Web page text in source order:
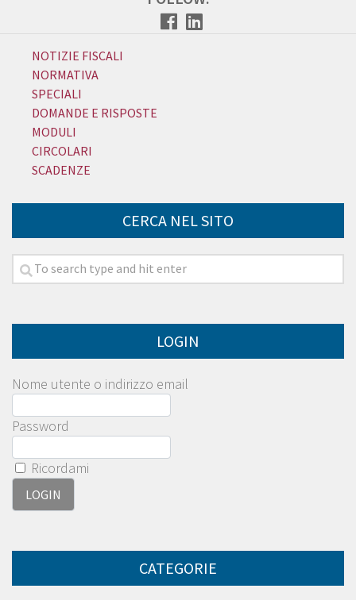
NOTIZIE FISCALI
NORMATIVA
SPECIALI
DOMANDE E RISPOSTE
MODULI
CIRCOLARI
SCADENZE
CERCA NEL SITO
LOGIN
Nome utente o indirizzo email
Password
Ricordami
CATEGORIE